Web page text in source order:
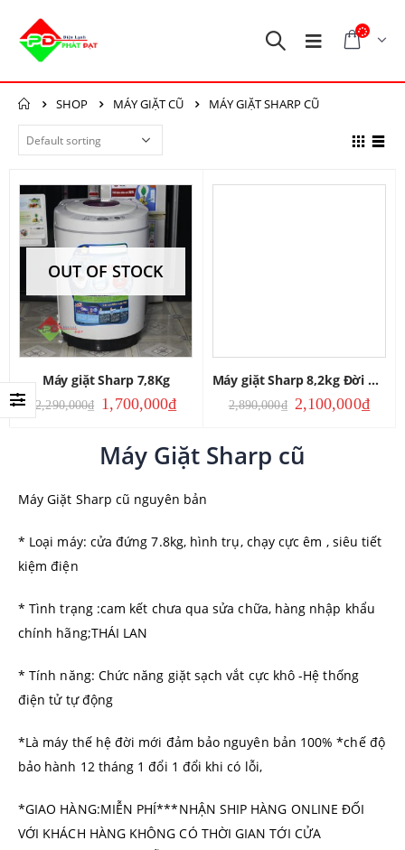
SHOP MÁY GIẶT CŨ MÁY GIẶT SHARP CŨ
OUT OF STOCK
Máy giặt Sharp 7,8Kg
2,290,000₫ 1,700,000₫
Máy giặt Sharp 8,2kg Đời Mới
2,890,000₫ 2,100,000₫
Máy Giặt Sharp cũ
Máy Giặt Sharp cũ nguyên bản
* Loại máy: cửa đứng 7.8kg, hình trụ, chạy cực êm , siêu tiết
kiệm điện
* Tình trạng :cam kết chưa qua sửa chữa, hàng nhập khẩu
chính hãng;THÁI LAN
* Tính năng: Chức năng giặt sạch vắt cực khô -Hệ thống
điện tử tự động
*Là máy thế hệ đời mới đảm bảo nguyên bản 100% *chế độ
bảo hành 12 tháng 1 đổi 1 đổi khi có lỗi,
*GIAO HÀNG:MIỄN PHÍ***NHẬN SHIP HÀNG ONLINE ĐỐI
VỚI KHÁCH HÀNG KHÔNG CÓ THỜI GIAN TỚI CỬA